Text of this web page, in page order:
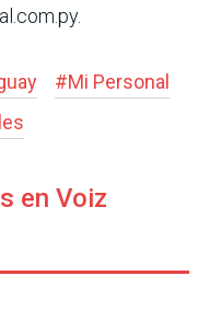
#Mi Personal
en Voiz